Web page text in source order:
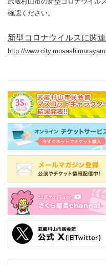
確認ください。
新型コロナウイルスに関
http://